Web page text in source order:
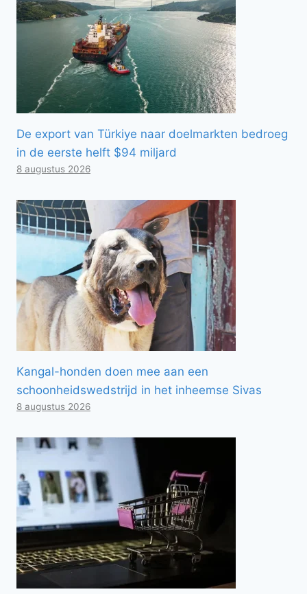
De export van Türkiye naar doelmarkten bedroeg
in de eerste helft $94 miljard
8 augustus 2026
Kangal-honden doen mee aan een
schoonheidswedstrijd in het inheemse Sivas
8 augustus 2026